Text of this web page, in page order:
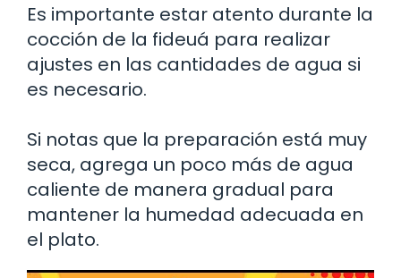
Es importante estar atento durante la
cocción de la fideuá para realizar
ajustes en las cantidades de agua si
es necesario.
Si notas que la preparación está muy
seca, agrega un poco más de agua
caliente de manera gradual para
mantener la humedad adecuada en
el plato.